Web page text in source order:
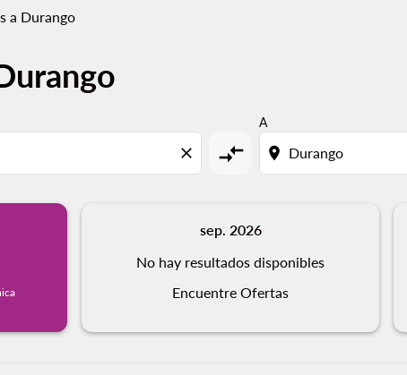
a Durango
close compare_arrows
A
location_on
sep. 2026
No hay resultados disponibles
Encuentre Ofertas